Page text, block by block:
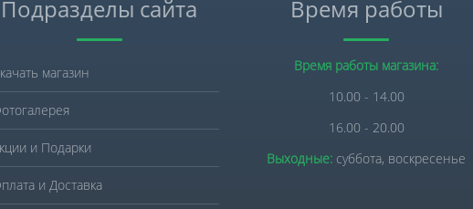
Подразделы сайта
магазин
и Подарки
и Доставка
Время работы
Время работы магазина:
10.00 - 14.00
16.00 - 20.00
Выходные: суббота, воскресенье